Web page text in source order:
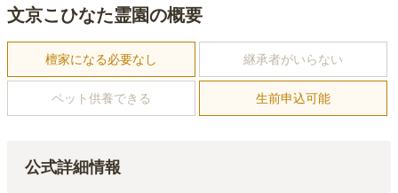
文京こひなた霊園の概要
檀家になる必要なし 継承者がいらない
ペット供養できる 生前申込可能
公式詳細情報